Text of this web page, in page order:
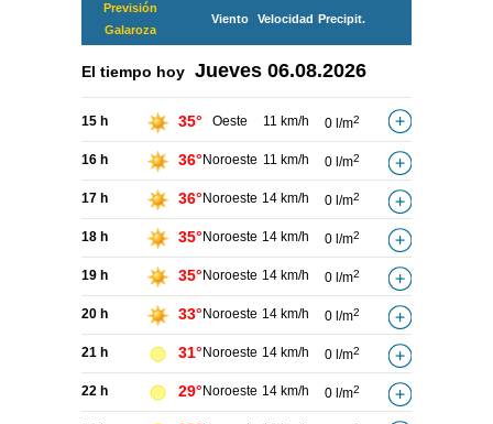
Previsión
Galaroza
Viento Velocidad Precipit.
El tiempo hoy Jueves 06.08.2026
15 h 35° Oeste 11 km/h 0 l/m2
16 h 36° Noroeste 11 km/h 0 l/m2
17 h 36° Noroeste 14 km/h 0 l/m2
18 h 35° Noroeste 14 km/h 0 l/m2
19 h 35° Noroeste 14 km/h 0 l/m2
20 h 33° Noroeste 14 km/h 0 l/m2
21 h 31° Noroeste 14 km/h 0 l/m2
22 h 29° Noroeste 14 km/h 0 l/m2